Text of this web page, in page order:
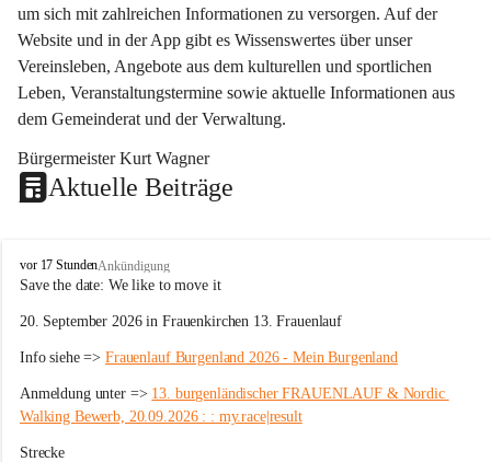
um sich mit zahlreichen Informationen zu versorgen. Auf der
Website und in der App gibt es Wissenswertes über unser
Vereinsleben, Angebote aus dem kulturellen und sportlichen
Leben, Veranstaltungstermine sowie aktuelle Informationen aus
dem Gemeinderat und der Verwaltung.
Bürgermeister Kurt Wagner
Aktuelle Beiträge
W
ö
t
r
b
e
r
g
vor 17 StundenAnkündigung
Save the date: We like to move it
20. September 2026 in Frauenkirchen 13. Frauenlauf
Info siehe => Frauenlauf Burgenland 2026 - Mein Burgenland
Anmeldung unter => 13. burgenländischer FRAUENLAUF & Nordic
Walking Bewerb, 20.09.2026 : : my.race|result
Strecke